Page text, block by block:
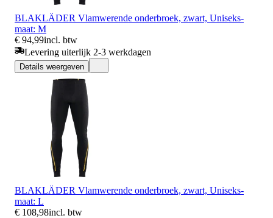
BLAKLÄDER Vlamwerende onderbroek, zwart, Uniseks-
maat: M
€ 94,99incl. btw
Levering uiterlijk 2-3 werkdagen
Details weergeven
BLAKLÄDER Vlamwerende onderbroek, zwart, Uniseks-
maat: L
€ 108,98incl. btw